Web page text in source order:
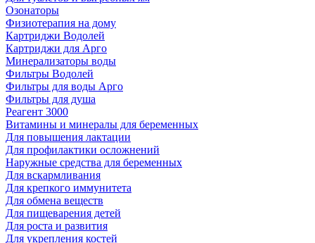
Озонаторы
Физиотерапия на дому
Картриджи Водолей
Картриджи для Арго
Минерализаторы воды
Фильтры Водолей
Фильтры для воды Арго
Фильтры для душа
Реагент 3000
Витамины и минералы для беременных
Для повышения лактации
Для профилактики осложнений
Наружные средства для беременных
Для вскармливания
Для крепкого иммунитета
Для обмена веществ
Для пищеварения детей
Для роста и развития
Для укрепления костей